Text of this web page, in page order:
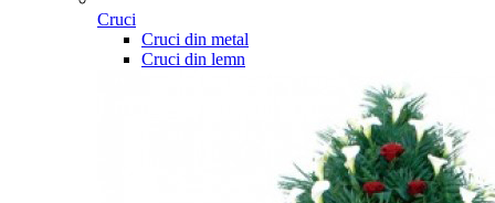
Cruci
Cruci din metal
Cruci din lemn